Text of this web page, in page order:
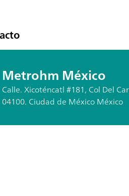
Metrohm México
Calle. Xicoténcatl #181, Col Del
04100. Ciudad de México México